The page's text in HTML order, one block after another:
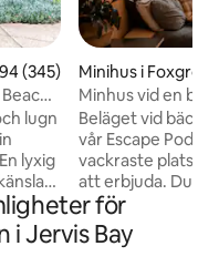
av 5 i genomsnittligt
(345)
lugn
lyxig
Minihus i
Minhus vid en
regnskog
Beläget vid
vår Escape Pod
vackraste
att erbjuda. Du
dina bekymmer
lyssnar på de
eller dina
för
i Jervis Bay